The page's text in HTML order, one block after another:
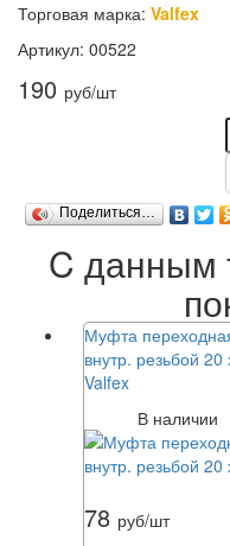
Торговая марка: Valfex
Артикул: 00522
190 руб/шт
Поделиться…
C данным
Муфта
внутр. резьбой 20
Valfex
В наличии
78 руб/шт